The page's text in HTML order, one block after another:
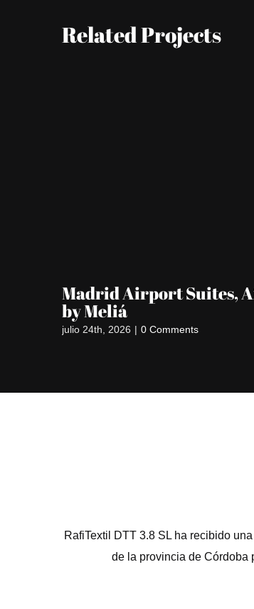
Related Projects
Madrid Airport Suites,
by Meliá
julio 24th, 2026 | 0 Comments
RafiTextil DTT 3.8 SL ha recibido
de la provincia de Córdoba